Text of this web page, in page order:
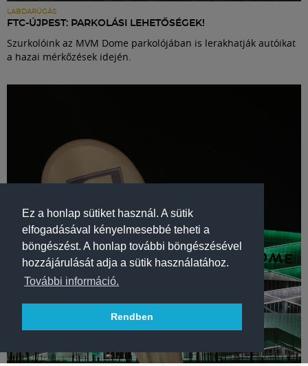
Ez a honlap sütiket használ. A sütik
elfogadásával kényelmesebbé teheti a
böngészést. A honlap további böngészésével
hozzájárulását adja a sütik használatához.
További információ.
Rendben
LABDARÚGÁS
FTC-ÚJPEST: PARKOLÁSI LEHETŐSÉGEK!
Szurkolóink az MVM Dome parkolójában is lerakhatják autóikat
a hazai mérkőzések idején.